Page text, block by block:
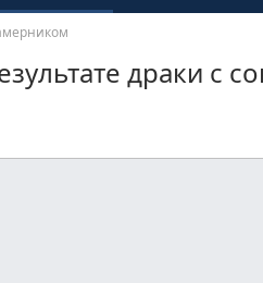
драки с